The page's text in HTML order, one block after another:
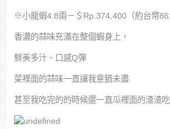
※小龍蝦4.8兩－＄Rp.374,400（約台幣
香濃的蒜味充滿在整個蝦身上，
鮮美多汁、口感Q彈
菜裡面的蒜味一直讓我意猶未盡
甚至我吃完的的時候還一直瓜裡面的渣渣